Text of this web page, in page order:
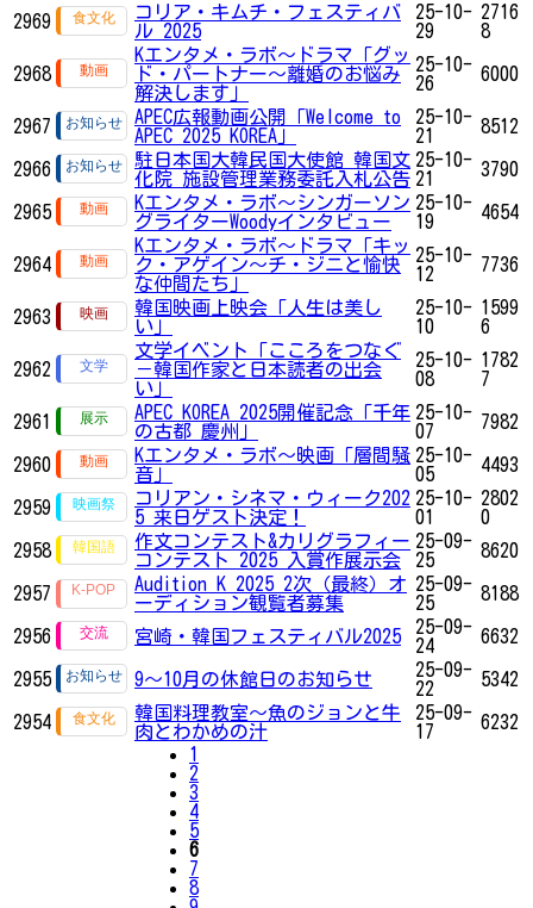
2969
コリア・キムチ・フェスティバ
ル 2025
25-10-
29
2716
8
2968
Kエンタメ・ラボ～ドラマ「グッ
ド・パートナー～離婚のお悩み
解決します」
25-10-
26
6000
2967
APEC広報動画公開「Welcome to
APEC 2025 KOREA」
25-10-
21
8512
2966
駐日本国大韓民国大使館 韓国文
化院 施設管理業務委託入札公告
25-10-
21
3790
2965
Kエンタメ・ラボ～シンガーソン
グライターWoodyインタビュー
25-10-
19
4654
2964
Kエンタメ・ラボ～ドラマ「キッ
ク・アゲイン～チ・ジニと愉快
な仲間たち」
25-10-
12
7736
2963
韓国映画上映会「人生は美し
い」
25-10-
10
1599
6
2962
文学イベント「こころをつなぐ
－韓国作家と日本読者の出会
い」
25-10-
08
1782
7
2961
APEC KOREA 2025開催記念「千年
の古都 慶州」
25-10-
07
7982
2960
Kエンタメ・ラボ～映画「層間騒
音」
25-10-
05
4493
2959
コリアン・シネマ・ウィーク202
5 来日ゲスト決定！
25-10-
01
2802
0
2958
作文コンテスト&カリグラフィー
コンテスト 2025 入賞作展示会
25-09-
25
8620
2957
Audition K 2025 2次（最終）オ
ーディション観覧者募集
25-09-
25
8188
2956 宮崎・韓国フェスティバル2025
25-09-
24
6632
2955 9～10月の休館日のお知らせ
25-09-
22
5342
2954
韓国料理教室～魚のジョンと牛
肉とわかめの汁
25-09-
17
6232
1
2
3
4
5
6
7
8